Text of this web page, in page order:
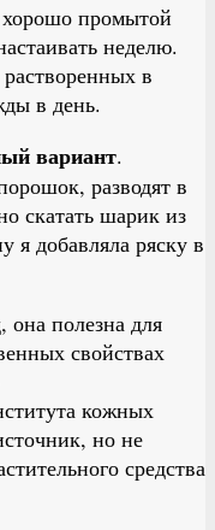
промытой
неделю.
в
в день.
вариант.
разводят в
скатать шарик из
я добавляла ряску в
она полезна для
свойствах
кожных
но не
средства